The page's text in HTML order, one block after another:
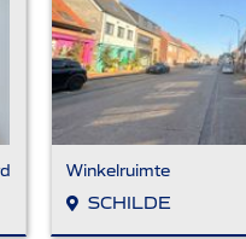
Winkelruimte
SCHILDE